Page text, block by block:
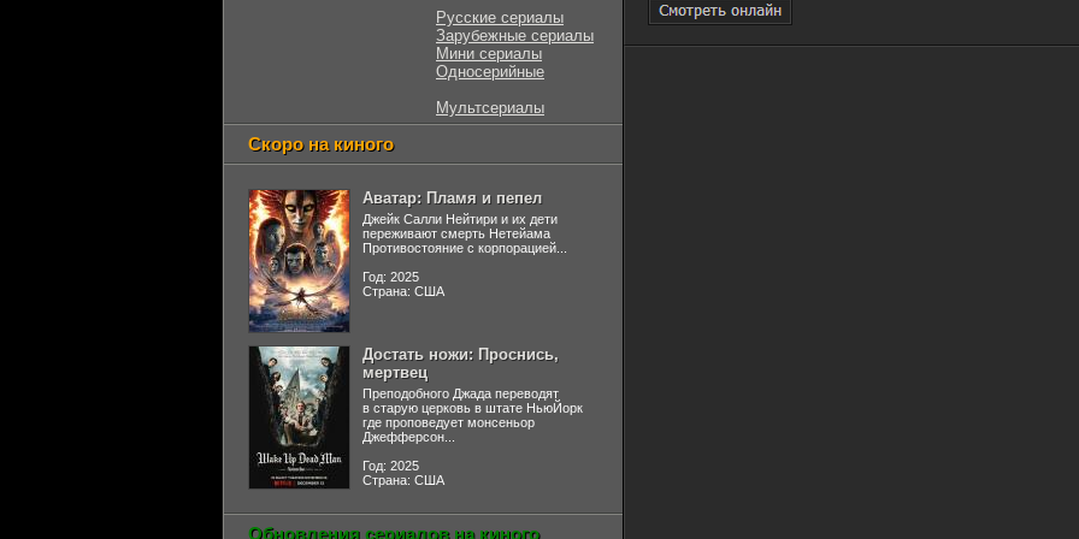
Русские сериалы
Зарубежные сериалы
Мини сериалы
Односерийные
Мультсериалы
Скоро на киного
Аватар: Пламя и пепел
Джейк Салли Нейтири и их дети
переживают смерть Нетейама
Противостояние с корпорацией...
Год: 2025
Страна: США
Достать ножи: Проснись,
мертвец
Преподобного Джада переводят
в старую церковь в штате НьюЙорк
где проповедует монсеньор
Джефферсон...
Год: 2025
Страна: США
Обновления сериалов на киного